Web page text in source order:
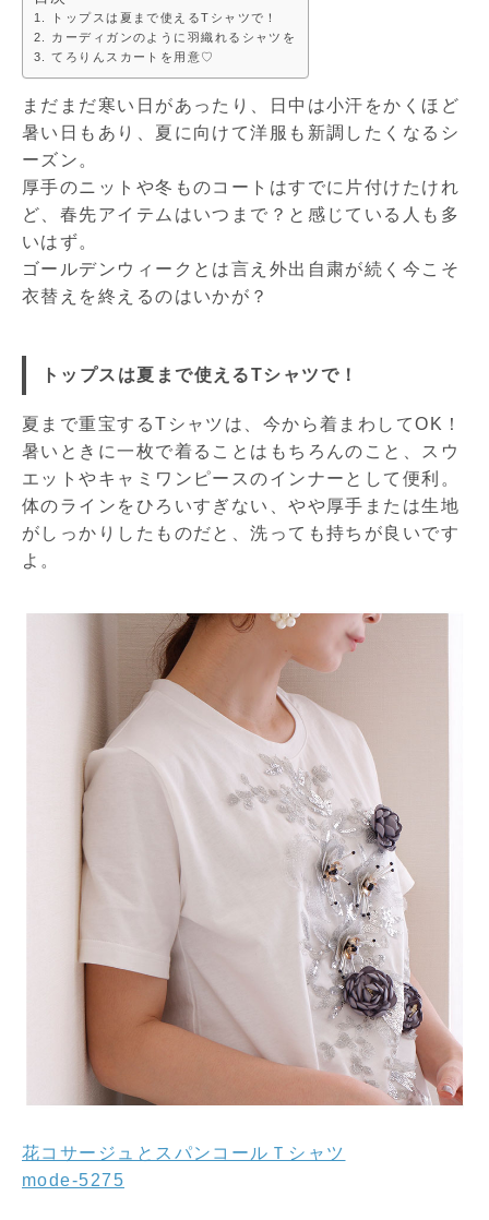
トップスは夏まで使えるTシャツで！
カーディガンのように羽織れるシャツを
てろりんスカートを用意♡
まだまだ寒い日があったり、日中は小汗をかくほど
暑い日もあり、夏に向けて洋服も新調したくなるシ
ーズン。
厚手のニットや冬ものコートはすでに片付けたけれ
ど、春先アイテムはいつまで？と感じている人も多
いはず。
ゴールデンウィークとは言え外出自粛が続く今こそ
衣替えを終えるのはいかが？
トップスは夏まで使えるTシャツで！
夏まで重宝するTシャツは、今から着まわしてOK！
暑いときに一枚で着ることはもちろんのこと、スウ
エットやキャミワンピースのインナーとして便利。
体のラインをひろいすぎない、やや厚手または生地
がしっかりしたものだと、洗っても持ちが良いです
よ。
花コサージュとスパンコールＴシャツ
mode-5275